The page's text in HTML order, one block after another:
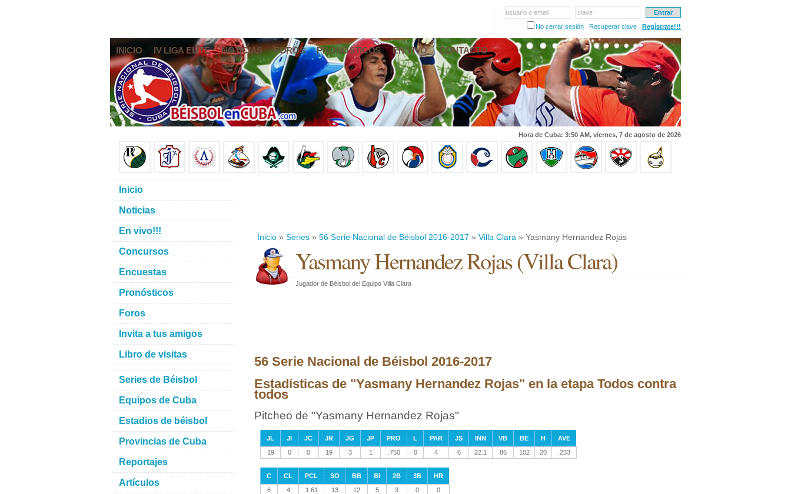
usuario o email
clave
No cerrar sesión
Recuperar clave Regístrate!!!
INICIO IV LIGA ELITE NOTICIAS FOROS PRONÓSTICOS EN VIVO CONTACTO
Hora de Cuba: 3:50 AM, viernes, 7 de agosto de 2026
Inicio » Series » 56 Serie Nacional de Béisbol 2016-2017 » Villa Clara » Yasmany Hernandez Rojas
Yasmany Hernandez Rojas(Villa Clara)
Jugador de Béisbol del Equipo Villa Clara
56 Serie Nacional de Béisbol 2016-2017
Estadísticas de "Yasmany Hernandez Rojas" en la etapa Todos contra
todos
Pitcheo de "Yasmany Hernandez Rojas"
JL JI JC JR JG JP PRO L PAR JS INN VB BE H
AVE
19
0 0 19 3 1 .750 0 4 6 22.1 86 102 20 .233
C CL PCL SO BB BI 2B 3B
HR
6
4 1.61 13 12 5 3 0 0
Inicio
Noticias
En vivo!!!
Concursos
Encuestas
Pronósticos
Foros
Invita a tus amigos
Libro de visitas
Series de Béisbol
Equipos de Cuba
Estadios de béisbol
Provincias de Cuba
Reportajes
Artículos